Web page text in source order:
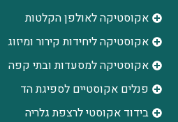
אקוסטיקה לאולפן הקלטות
‫אקוסטיקה ליחידות קירור ומיזוג
אקוסטיקה למסעדות ובתי קפה
פנלים אקוסטיים לספיגת הד
בידוד אקוסטי לרצפת גלריה